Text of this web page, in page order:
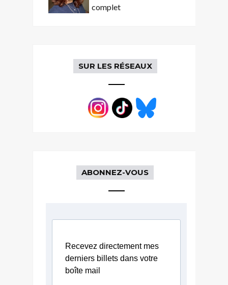
complet
SUR LES RÉSEAUX
ABONNEZ-VOUS
Recevez directement mes
derniers billets dans votre
boîte mail